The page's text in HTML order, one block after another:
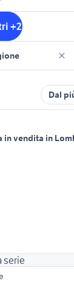
+2
Dal
in vendita in